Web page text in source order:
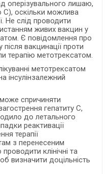
оперізувального лишаю,
С), оскільки можлива
Не слід проводити
живих вакцин у
Є повідомлення про
вакцинації проти
терапію метотрексатом.
метотрексатом
інсулінзалежний
спричиняти
гепатиту С,
до летального
реактивації
терапії
з перенесеним
клінічні та
визначити доцільність